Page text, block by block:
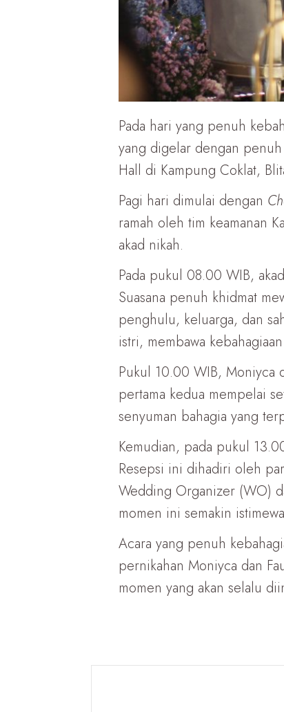
Pada hari yang penuh
yang digelar dengan
Hall di Kampung Coklat,
Pagi hari dimulai dengan
ramah oleh tim keamanan
akad nikah.
Pada pukul 08.00 WIB,
Suasana penuh khidmat
penghulu, keluarga, dan
istri, membawa
Pukul 10.00 WIB, Moniyca
pertama kedua mempelai
senyuman bahagia yang
Kemudian, pada pukul
Resepsi ini dihadiri oleh
Wedding Organizer (WO)
momen ini semakin
Acara yang penuh
pernikahan Moniyca dan
momen yang akan selalu